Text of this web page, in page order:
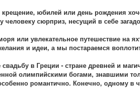
юбилей или день рождения
сюрприз, несущий в себе
или увлекательное путешествие на
и идеи, а мы постараемся
в Греции - стране древней и
олимпийскими богами, знавшими
романтично. Конечно, одному в